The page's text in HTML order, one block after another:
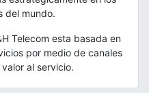
del mundo.
Telecom esta basada en
por medio de canales
al servicio.